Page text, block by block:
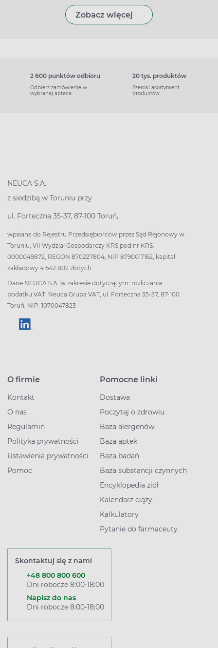
Zobacz więcej
2 600 punktów odbioru
Odbierz zamówienie w
wybranej aptece
20 tys. produktów
Szeroki asortyment
produktów
NEUCA S.A.
z siedzibą w Toruniu przy
ul. Forteczna 35-37, 87-100 Toruń,
wpisana do Rejestru Przedsiębiorców przez Sąd Rejonowy w
Toruniu, VII Wydział Gospodarczy KRS pod nr KRS:
0000049872, REGON 870227804, NIP 8790017162, kapitał
zakładowy 4 642 802 złotych.
Dane NEUCA S.A. w zakresie dotyczącym: rozliczania
podatku VAT: Neuca Grupa VAT, ul. Forteczna 35-37, 87-100
Toruń, NIP: 1070047823
O firmie
Kontakt
O nas
Regulamin
Polityka prywatności
Ustawienia prywatności
Pomoc
Pomocne linki
Dostawa
Poczytaj o zdrowiu
Baza alergenów
Baza aptek
Baza badań
Baza substancji czynnych
Encyklopedia ziół
Kalendarz ciąży
Kalkulatory
Pytanie do farmaceuty
Skontaktuj się z nami
+48 800 800 600
Dni robocze 8:00-18:00
Napisz do nas
Dni robocze 8:00-18:00